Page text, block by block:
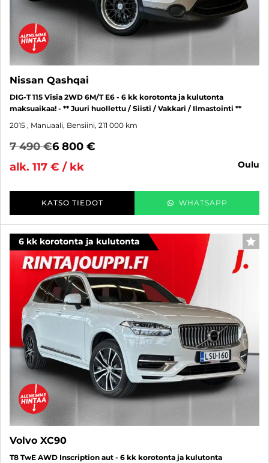
Nissan Qashqai
DIG-T 115 Visia 2WD 6M/T E6 - 6 kk korotonta ja kulutonta
maksuaikaa! - ** Juuri huollettu / Siisti / Vakkari / Ilmastointi **
2015 , Manuaali, Bensiini, 211 000 km
7 490 €6 800 €
alk. 117 € / kk
oulu
KATSO TIEDOT WHATSAPP
6 kk korotonta ja kulutonta
Volvo XC90
T8 TwE AWD Inscription aut - 6 kk korotonta ja kulutonta